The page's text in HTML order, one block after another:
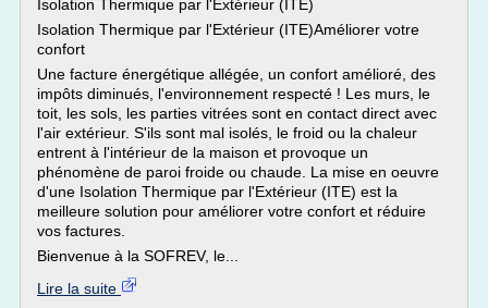
Isolation Thermique par l'Extérieur (ITE)
Isolation Thermique par l'Extérieur (ITE)Améliorer votre
confort
Une facture énergétique allégée, un confort amélioré, des
impôts diminués, l'environnement respecté ! Les murs, le
toit, les sols, les parties vitrées sont en contact direct avec
l'air extérieur. S'ils sont mal isolés, le froid ou la chaleur
entrent à l'intérieur de la maison et provoque un
phénomène de paroi froide ou chaude. La mise en oeuvre
d'une Isolation Thermique par l'Extérieur (ITE) est la
meilleure solution pour améliorer votre confort et réduire
vos factures.
Bienvenue à la SOFREV, le...
Lire la suite